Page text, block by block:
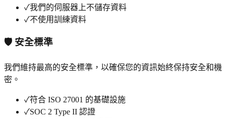
✓我們的伺服器上不儲存資料
✓不使用訓練資料
🛡️ 安全標準
我們維持最高的安全標準，以確保您的資訊始終保持安全和機
密。
✓符合 ISO 27001 的基礎設施
✓SOC 2 Type II 認證